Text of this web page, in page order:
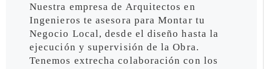
Nuestra empresa de Arquitectos en
Ingenieros te asesora para Montar tu
Negocio Local, desde el diseño hasta la
ejecución y supervisión de la Obra.
Tenemos extrecha colaboración con los